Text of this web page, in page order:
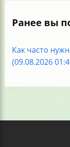
Ранее вы
Как часто
(09.08.2026